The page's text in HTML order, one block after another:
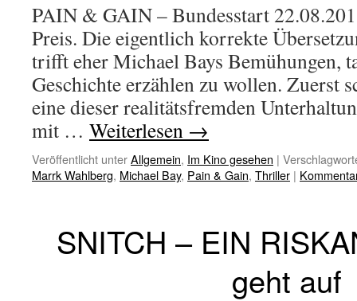
PAIN & GAIN – Bundesstart
Preis. Die eigentlich korrekte
trifft eher Michael Bays Bemühungen,
Geschichte erzählen zu wollen. Zuerst
eine dieser realitätsfremden
mit … Weiterlesen →
Veröffentlicht unterAllgemein, Im Kino gesehen |
Marrk Wahlberg, Michael Bay, Pain & Gain, Thriller |
SNITCH – EIN
geht auf